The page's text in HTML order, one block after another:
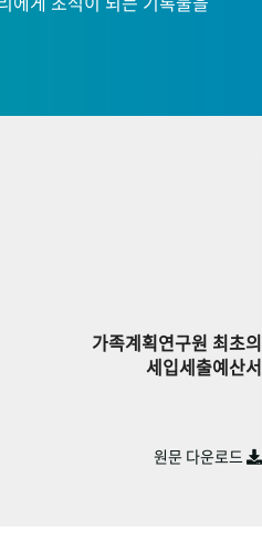
가족계획연구원 최초의
세입세출예산서
원문 다운로드